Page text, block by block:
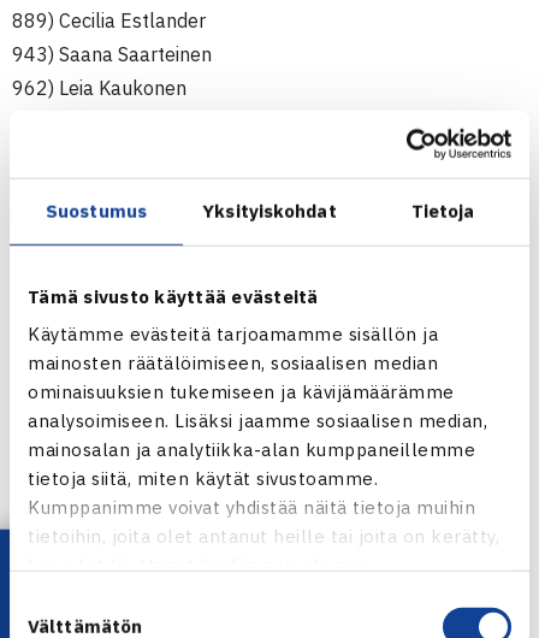
Suostumus Yksityiskohdat Tietoja
Tämä sivusto käyttää evästeitä
Käytämme evästeitä tarjoamamme sisällön ja
mainosten räätälöimiseen, sosiaalisen median
ominaisuuksien tukemiseen ja kävijämäärämme
analysoimiseen. Lisäksi jaamme sosiaalisen median,
mainosalan ja analytiikka-alan kumppaneillemme
tietoja siitä, miten käytät sivustoamme.
Kumppanimme voivat yhdistää näitä tietoja muihin
tietoihin, joita olet antanut heille tai joita on kerätty,
valinta
Välttämätön
889) Cecilia Estlander
943) Saana Saarteinen
962) Leia Kaukonen
Juniorien (alle 18v.) ITF-rankingit 25.7.2011
Pojat
90) Herkko Pöllänen
397) Santtu Leskinen
890) Joel Popov
987) Rasmus Lindström
1232) Timi Kivijärvi
1351) Henrik Tittonen
1437) Valtteri Telinkangas
1508) Matias Kallio
1828) Saska Huttunen